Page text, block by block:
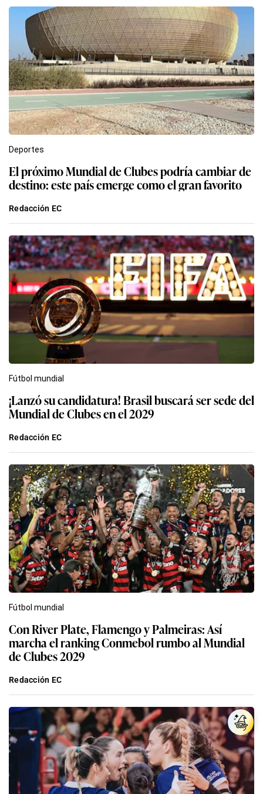
Deportes
El próximo Mundial de Clubes podría cambiar de
destino: este país emerge como el gran favorito
Redacción EC
Fútbol mundial
¡Lanzó su candidatura! Brasil buscará ser sede del
Mundial de Clubes en el 2029
Redacción EC
Fútbol mundial
Con River Plate, Flamengo y Palmeiras: Así
marcha el ranking Conmebol rumbo al Mundial
de Clubes 2029
Redacción EC